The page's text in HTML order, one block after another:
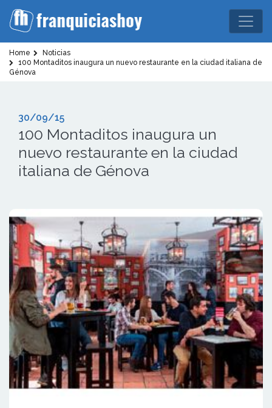
Home
Noticias
100 Montaditos inaugura un nuevo restaurante en la ciudad italiana de
Génova
30/09/15
100 Montaditos inaugura un
nuevo restaurante en la ciudad
italiana de Génova